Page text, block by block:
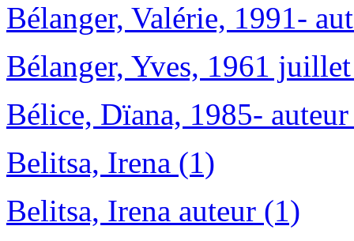
Bélanger, Valérie, 1991-
Bélanger, Yves, 1961
Bélice, Dïana, 1985-
Belitsa, Irena (1)
Belitsa, Irena auteur (1)